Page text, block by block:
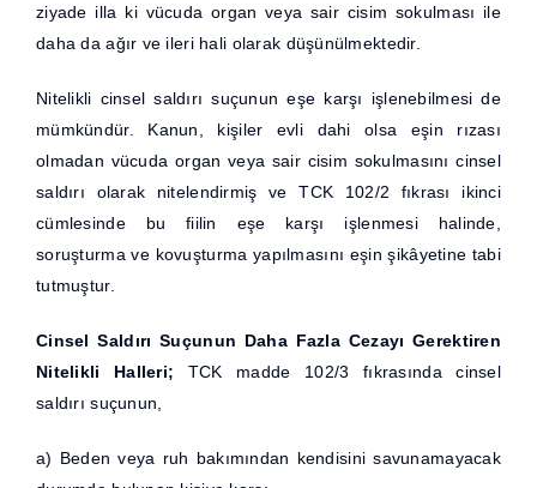
ziyade illa ki vücuda organ veya sair cisim sokulması ile
daha da ağır ve ileri hali olarak düşünülmektedir.
Nitelikli cinsel saldırı suçunun eşe karşı işlenebilmesi de
mümkündür. Kanun, kişiler evli dahi olsa eşin rızası
olmadan vücuda organ veya sair cisim sokulmasını cinsel
saldırı olarak nitelendirmiş ve TCK 102/2 fıkrası ikinci
cümlesinde bu fiilin eşe karşı işlenmesi halinde,
soruşturma ve kovuşturma yapılmasını eşin şikâyetine tabi
tutmuştur.
Cinsel Saldırı Suçunun Daha Fazla Cezayı Gerektiren
Nitelikli Halleri; TCK madde 102/3 fıkrasında cinsel
saldırı suçunun,
a) Beden veya ruh bakımından kendisini savunamayacak